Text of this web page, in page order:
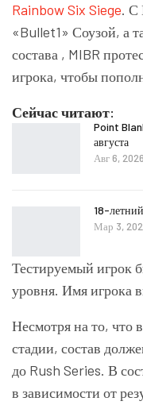
Rainbow Six Siege. С
«Bullet1» Соузой, а
состава , MIBR
игрока, чтобы
Сейчас читают:
Point
августа
Авг 6, 2026
18-
Мар 3,
Тестируемый игрок
уровня. Имя игрока
Несмотря на то, что
стадии, состав
до Rush Series. В
в зависимости от